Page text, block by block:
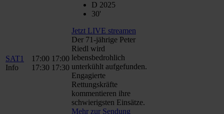
SAT1
Info
17:00
17:30
17:00
17:30
D 2025
30'
Jetzt LIVE streamen
Der 71-jährige Peter
Riedl wird
lebensbedrohlich
unterkühlt aufgefunden.
Engagierte
Rettungskräfte
kommentieren ihre
schwierigsten Einsätze.
Mehr zur Sendung